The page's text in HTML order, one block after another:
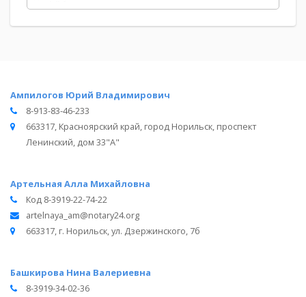
Ампилогов Юрий Владимирович
8-913-83-46-233
663317, Красноярский край, город Норильск, проспект
Ленинский, дом 33"А"
Артельная Алла Михайловна
Код 8-3919-22-74-22
artelnaya_am@notary24.org
663317, г. Норильск, ул. Дзержинского, 7б
Башкирова Нина Валериевна
8-3919-34-02-36